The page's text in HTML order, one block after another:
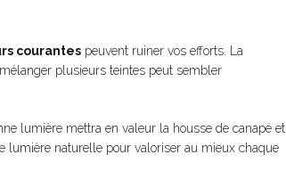
courantes peuvent ruiner vos efforts. La
plusieurs teintes peut sembler
lumière mettra en valeur la housse de canapé et
lumière naturelle pour valoriser au mieux chaque